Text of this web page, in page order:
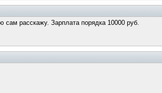
сам расскажу. Зарплата порядка 10000 руб.